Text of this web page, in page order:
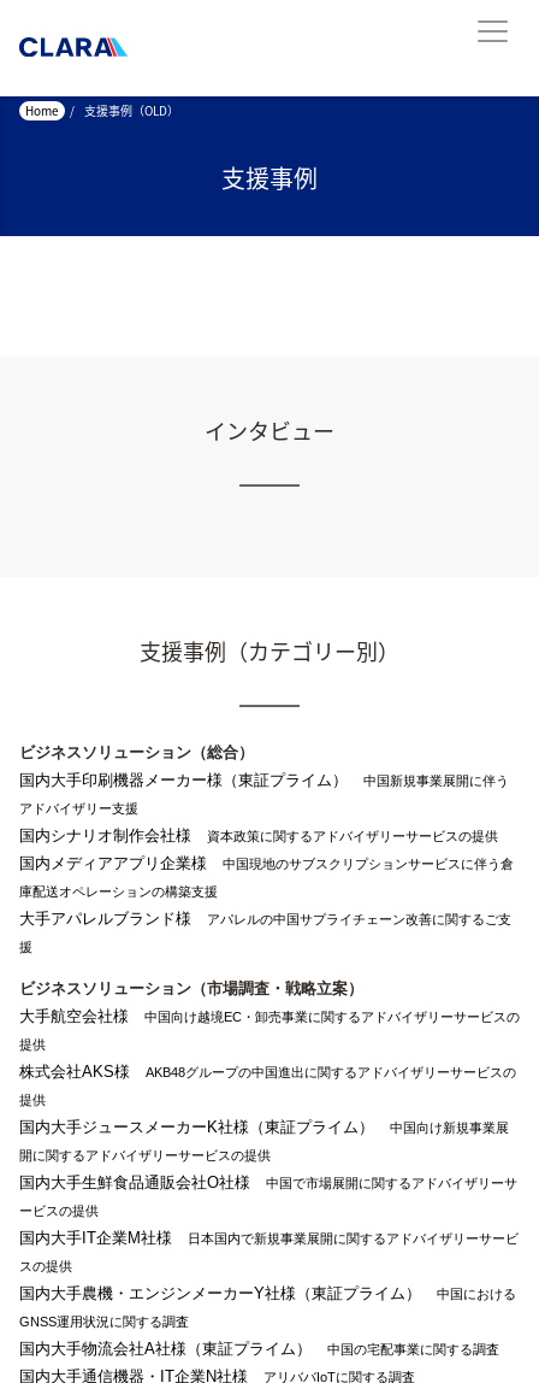
Home / 支援事例（OLD）
支援事例
インタビュー
支援事例（カテゴリー別）
ビジネスソリューション（総合）
国内大手印刷機器メーカー様（東証プライム）
中国新規事業展開に伴う
アドバイザリー支援
国内シナリオ制作会社様 資本政策に関するアドバイザリーサービスの提供
国内メディアアプリ企業様
中国現地のサブスクリプションサービスに伴う倉
庫配送オペレーションの構築支援
大手アパレルブランド様
アパレルの中国サプライチェーン改善に関するご支
援
ビジネスソリューション（市場調査・戦略立案）
大手航空会社様
中国向け越境EC・卸売事業に関するアドバイザリーサービスの
提供
株式会社AKS様
AKB48グループの中国進出に関するアドバイザリーサービスの
提供
国内大手ジュースメーカーK社様（東証プライム）
中国向け新規事業展
開に関するアドバイザリーサービスの提供
国内大手生鮮食品通販会社O社様
中国で市場展開に関するアドバイザリーサ
ービスの提供
国内大手IT企業M社様
日本国内で新規事業展開に関するアドバイザリーサービ
スの提供
国内大手農機・エンジンメーカーY社様（東証プライム）
中国における
GNSS運用状況に関する調査
国内大手物流会社A社様（東証プライム） 中国の宅配事業に関する調査
国内大手通信機器・IT企業N社様 アリババIoTに関する調査